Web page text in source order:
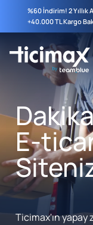
%60 İndirim! 2 Yıllık
+40.000 TL Kargo
E-
Ticimax'ın yapay